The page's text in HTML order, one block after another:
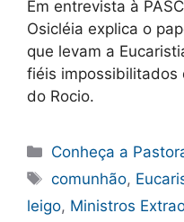
Em entrevista à
Osicléia explica o
que levam a
fiéis impossibilitados
do Rocio.
Categorias
Conheça a
Tags
comunhão,
leigo, Ministros